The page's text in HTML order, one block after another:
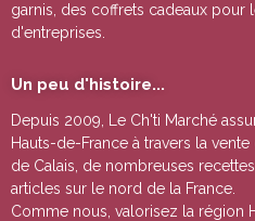
garnis, des coffrets cadeaux pour
d'entreprises.
Un peu d'histoire...
Depuis 2009, Le Ch'ti Marché
Hauts-de-France à travers la vente
de Calais, de nombreuses
articles sur le nord de la France.
Comme nous, valorisez la région